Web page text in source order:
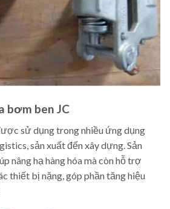
bơm ben JC
sử dụng trong nhiều ứng dụng
sản xuất đến xây dựng. Sản
nâng hạ hàng hóa mà còn hỗ trợ
thiết bị nặng, góp phần tăng hiệu